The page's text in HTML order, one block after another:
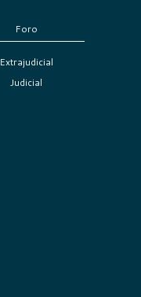
Foro
Extrajudicial
Judicial